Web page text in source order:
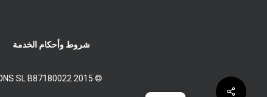
شروط وأحكام الخدمة
© 2015 FOS SYSTEMS SOLUTIONS SL B87180022 مسجل في السجل التجاري لمدريد، المجلد 33075، الورقة 11، الورقة رقم M-595315